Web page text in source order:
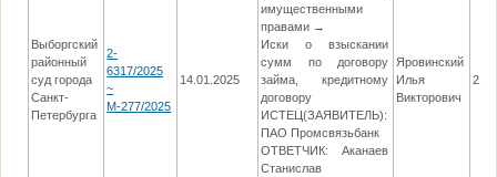
Выборгский
районный
суд города
Санкт-
Петербурга
2-
6317/2025
~
М-277/2025
14.01.2025
имущественными
правами →
Иски о взыскании
сумм по договору
займа, кредитному
договору
ИСТЕЦ(ЗАЯВИТЕЛЬ):
ПАО Промсвязьбанк
ОТВЕТЧИК: Аканаев
Станислав
Яровинский
Илья
Викторович